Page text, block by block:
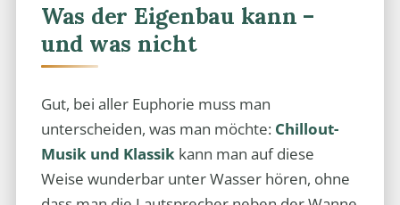
Was der Eigenbau kann –
und was nicht
Gut, bei aller Euphorie muss man
unterscheiden, was man möchte: Chillout-
Musik und Klassikkann man auf diese
Weise wunderbar unter Wasser hören, ohne